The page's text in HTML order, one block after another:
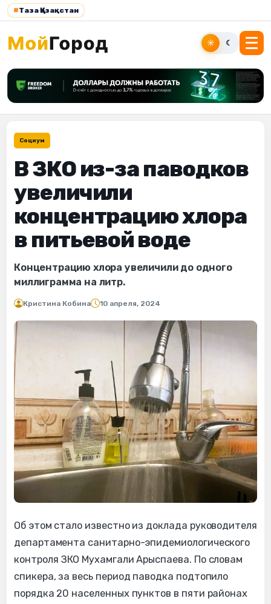
#Таза Қазақстан
☀ ☾
Социум
В ЗКО из-за паводков
увеличили
концентрацию хлора
в питьевой воде
Концентрацию хлора увеличили до одного
миллиграмма на литр.
Кристина Кобина 10 апреля, 2024
Об этом стало известно из доклада руководителя
департамента санитарно-эпидемиологического
контроля ЗКО Мухамгали Арыспаева. По словам
спикера, за весь период паводка подтопило
порядка 20 населенных пунктов в пяти районах